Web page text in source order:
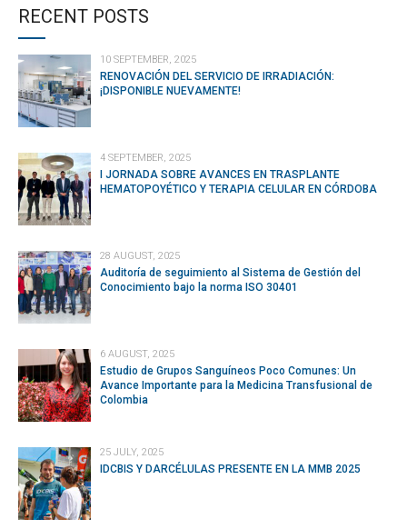
RECENT POSTS
10 SEPTEMBER, 2025
RENOVACIÓN DEL SERVICIO DE IRRADIACIÓN:
¡DISPONIBLE NUEVAMENTE!
4 SEPTEMBER, 2025
I JORNADA SOBRE AVANCES EN TRASPLANTE
HEMATOPOYÉTICO Y TERAPIA CELULAR EN CÓRDOBA
28 AUGUST, 2025
Auditoría de seguimiento al Sistema de Gestión del
Conocimiento bajo la norma ISO 30401
6 AUGUST, 2025
Estudio de Grupos Sanguíneos Poco Comunes: Un
Avance Importante para la Medicina Transfusional de
Colombia
25 JULY, 2025
IDCBIS Y DARCÉLULAS PRESENTE EN LA MMB 2025